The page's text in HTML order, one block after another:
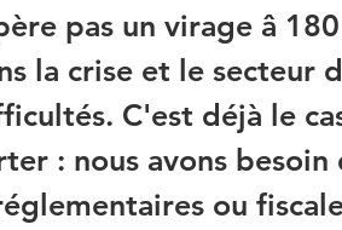
pas un virage â
la crise et le secteur
C'est déjà le
: nous avons besoin
ou